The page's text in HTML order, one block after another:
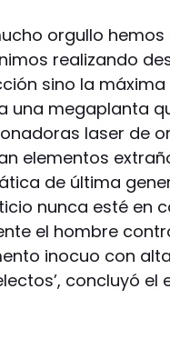
orgullo
realizando
sino la
una megaplanta
laser de
elementos
de última
nunca esté en
el hombre
inocuo con
concluyó el